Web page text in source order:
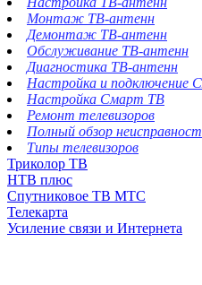
Монтаж ТВ-антенн
Демонтаж ТВ-антенн
Обслуживание ТВ-антенн
Диагностика ТВ-антенн
Настройка и подключение
Настройка Смарт ТВ
Ремонт телевизоров
Полный обзор
Типы телевизоров
Триколор ТВ
НТВ плюс
Спутниковое ТВ МТС
Телекарта
Усиление связи и Интернета